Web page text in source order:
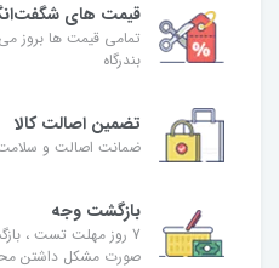
قیمت های
تمامی قیمت ها بروز
بندرگاه
تضمین اصالت کالا
ضمانت اصالت و سلامت
بازگشت وجه
7 روز مهلت تست ،
صورت مشکل داشتن